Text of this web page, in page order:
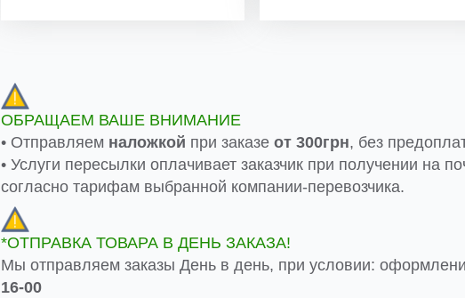
ОБРАЩАЕМ ВАШЕ ВНИМАНИЕ
• Отправляем наложкой при заказе от 300грн, без
• Услуги пересылки оплачивает заказчик при получении на
согласно тарифам выбранной компании-перевозчика.
*ОТПРАВКА ТОВАРА В ДЕНЬ ЗАКАЗА!
Мы отправляем заказы День в день, при условии:
16-00